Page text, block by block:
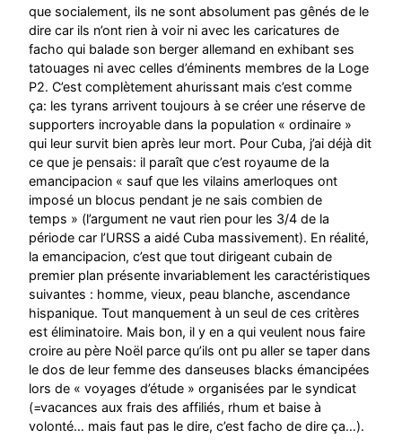
que socialement, ils ne sont absolument pas gênés de le
dire car ils n’ont rien à voir ni avec les caricatures de
facho qui balade son berger allemand en exhibant ses
tatouages ni avec celles d’éminents membres de la Loge
P2. C’est complètement ahurissant mais c’est comme
ça: les tyrans arrivent toujours à se créer une réserve de
supporters incroyable dans la population « ordinaire »
qui leur survit bien après leur mort. Pour Cuba, j’ai déjà dit
ce que je pensais: il paraît que c’est royaume de la
emancipacion « sauf que les vilains amerloques ont
imposé un blocus pendant je ne sais combien de
temps » (l’argument ne vaut rien pour les 3/4 de la
période car l’URSS a aidé Cuba massivement). En réalité,
la emancipacion, c’est que tout dirigeant cubain de
premier plan présente invariablement les caractéristiques
suivantes : homme, vieux, peau blanche, ascendance
hispanique. Tout manquement à un seul de ces critères
est éliminatoire. Mais bon, il y en a qui veulent nous faire
croire au père Noël parce qu’ils ont pu aller se taper dans
le dos de leur femme des danseuses blacks émancipées
lors de « voyages d’étude » organisées par le syndicat
(=vacances aux frais des affiliés, rhum et baise à
volonté… mais faut pas le dire, c’est facho de dire ça…).